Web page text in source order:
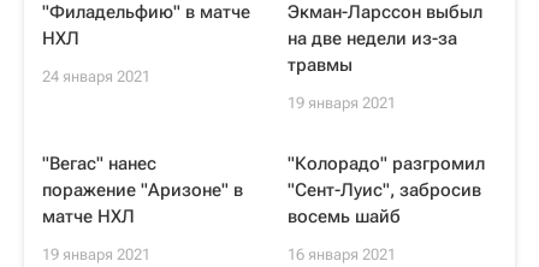
"Филадельфию" в матче
НХЛ
24 января 2021
Экман-Ларссон выбыл
на две недели из-за
травмы
19 января 2021
"Вегас" нанес
поражение "Аризоне" в
матче НХЛ
19 января 2021
"Колорадо" разгромил
"Сент-Луис", забросив
восемь шайб
16 января 2021